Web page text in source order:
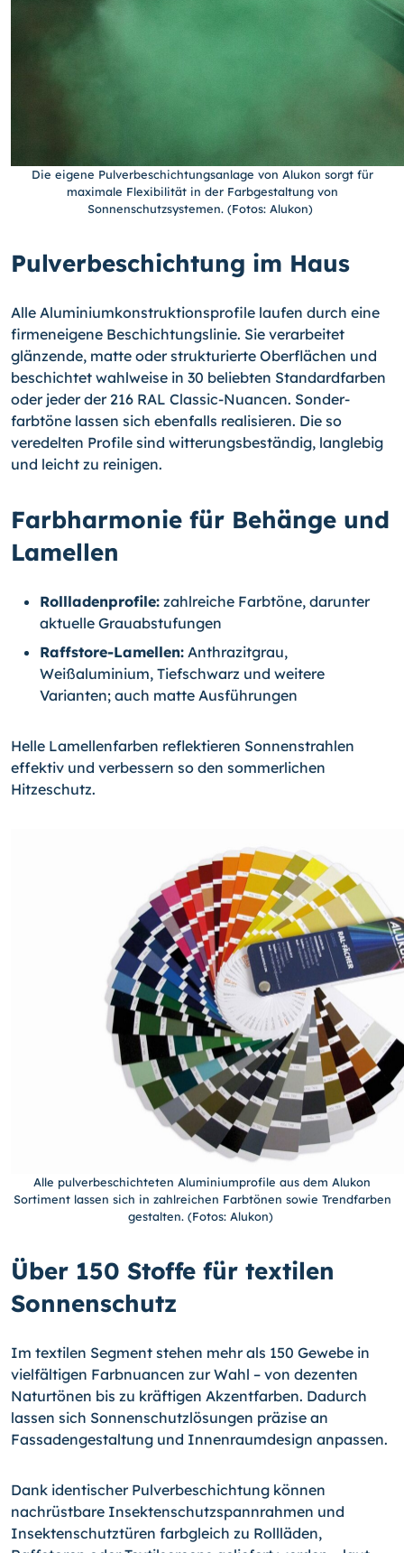
Die eigene Pulverbeschichtungsanlage von Alukon sorgt für
maximale Flexibilität in der Farbgestaltung von
Sonnenschutzsystemen. (Fotos: Alukon)
Pulverbeschichtung im Haus
Alle Aluminiumkonstruktionsprofile laufen durch eine
firmeneigene Beschichtungs­linie. Sie verarbeitet
glänzende, matte oder strukturierte Oberflächen und
beschichtet wahlweise in 30 beliebten Standard­­farben
oder jeder der 216 RAL Classic-Nuancen. Sonder­
farbtöne lassen sich ebenfalls realisieren. Die so
veredelten Profile sind witterungs­beständig, langlebig
und leicht zu reinigen.
Farbharmonie für Behänge und
Lamellen
Rollladenprofile: zahlreiche Farbtöne, darunter
aktuelle Grauabstufungen
Raffstore-Lamellen: Anthrazitgrau,
Weißaluminium, Tiefschwarz und weitere
Varianten; auch matte Ausführungen
Helle Lamellenfarben reflektieren Sonnen­strahlen
effektiv und verbessern so den sommerlichen
Hitzeschutz.
Alle pulverbeschichteten Aluminiumprofile aus dem Alukon
Sortiment lassen sich in zahlreichen Farbtönen sowie Trendfarben
gestalten. (Fotos: Alukon)
Über 150 Stoffe für textilen
Sonnenschutz
Im textilen Segment stehen mehr als 150 Gewebe in
vielfältigen Farbnuancen zur Wahl – von dezenten
Naturtönen bis zu kräftigen Akzentfarben. Dadurch
lassen sich Sonnenschutz­lösungen präzise an
Fassaden­gestaltung und Innenraumdesign anpassen.
Dank identischer Pulverbeschichtung können
nachrüstbare Insektenschutz­spannrahmen und
Insektenschutztüren farbgleich zu Rollläden,